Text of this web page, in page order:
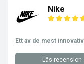
Nike
Ett av de mest
Läs recension